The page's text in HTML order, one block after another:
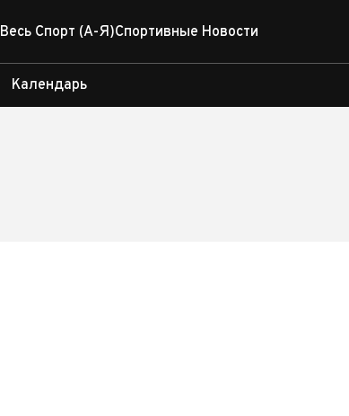
Весь Спорт (А-Я)Спортивные Новости
Календарь